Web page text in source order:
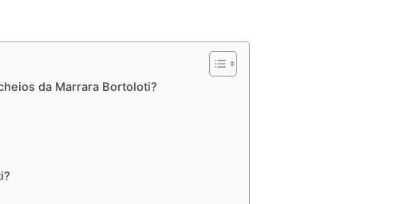
da Marrara Bortoloti?